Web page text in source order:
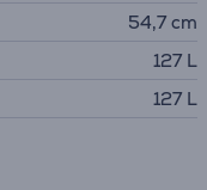
54,7 cm
127 L
127 L